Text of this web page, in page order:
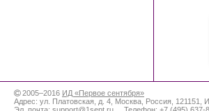
2005–2016 ИД «Первое сентября»
Адрес: ул. Платовская, д. 4 Москва Россия 121151